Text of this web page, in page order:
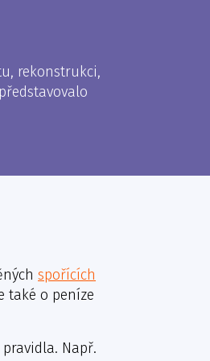
rekonstrukci,
spořících
také o peníze
Např.